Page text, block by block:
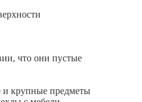
что они пустые
и крупные предметы